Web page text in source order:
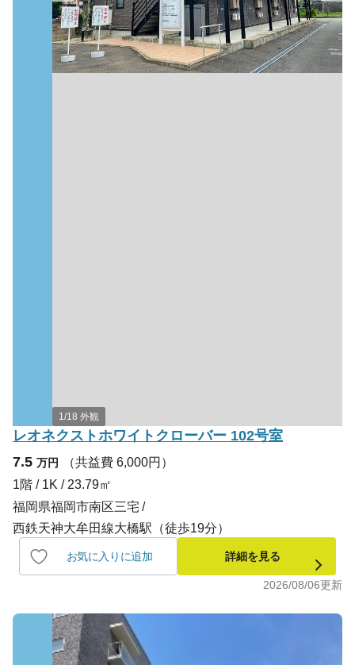
1/18 外観
レオネクストホワイトクローバー 102号室
7.5 万円
（共益費 6,000円）
1階 / 1K / 23.79㎡
福岡県福岡市南区三宅
西鉄天神大牟田線大橋駅（徒歩19分）
お気に入りに追加 詳細を見る
2026/08/06更新